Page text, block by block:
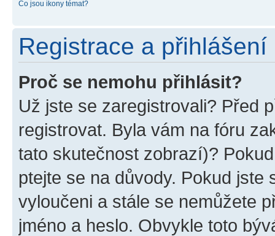
Co jsou ikony témat?
Registrace a přihlášení
Proč se nemohu přihlásit?
Už jste se zaregistrovali? Před
registrovat. Byla vám na fóru
tato skutečnost zobrazí)?
ptejte se na důvody. Pokud jste
vyloučeni a stále se nemůžete
jméno a heslo. Obvykle toto